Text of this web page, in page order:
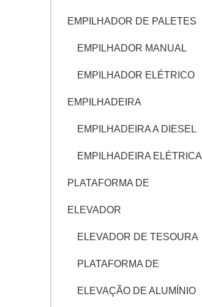
EMPILHADOR DE PALETES
EMPILHADOR MANUAL
EMPILHADOR ELÉTRICO
EMPILHADEIRA
EMPILHADEIRA A DIESEL
EMPILHADEIRA ELÉTRICA
PLATAFORMA DE
ELEVADOR
ELEVADOR DE TESOURA
PLATAFORMA DE
ELEVAÇÃO DE ALUMÍNIO